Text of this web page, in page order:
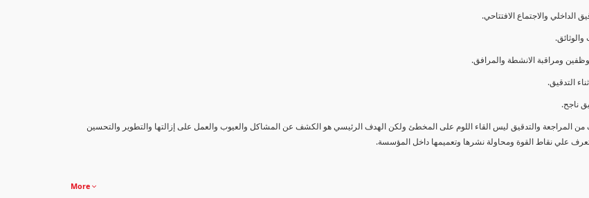
من المراجعة والتدقيق ليس القاء اللوم على المخطئ ولكن الهدف الرئيسي هو الكشف عن المشاكل والعيوب والعمل على إزالتها والتطوير والتحسين
علي نقاط القوة ومحاولة نشرها وتعميمها داخل المؤسسة.
More